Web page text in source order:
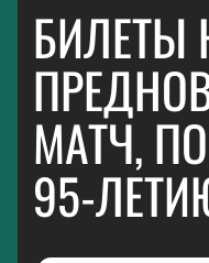
БИЛЕТЫ
МАТЧ,
95-